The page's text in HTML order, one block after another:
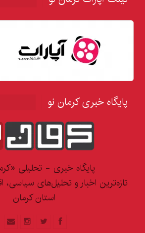
پایگاه خبری کرمان نو
پایگاه خبری - تحلیلی
تازه‌ترین اخبار و تحلیل‌های سیاسی،
استان کرمان